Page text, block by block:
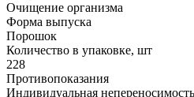
Очищение организма
Форма выпуска
Порошок
Количество в упаковке, шт
228
Противопоказания
Индивидуальная